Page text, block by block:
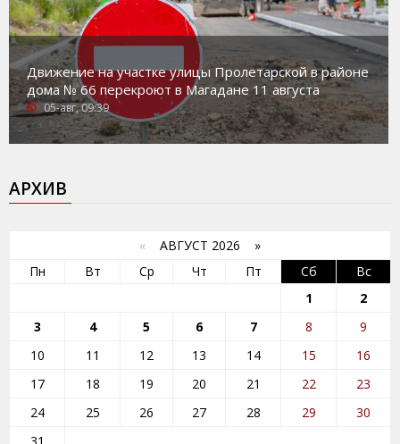
Движение на участке улицы Пролетарской в районе
дома № 66 перекроют в Магадане 11 августа
05-авг, 09:39
АРХИВ
« АВГУСТ 2026 »
Пн
Вт Ср Чт Пт Сб
Вс
1
2
3
4 5 6 7 8
9
10
11 12 13 14 15
16
17
18 19 20 21 22
23
24
25 26 27 28 29
30